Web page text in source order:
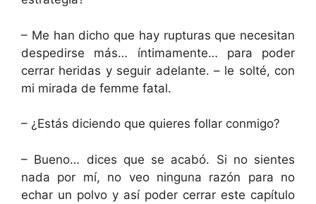
– Me han dicho que hay rupturas que necesitan
despedirse más… íntimamente… para poder
cerrar heridas y seguir adelante. – le solté, con
mi mirada de femme fatal.
– ¿Estás diciendo que quieres follar conmigo?
– Bueno… dices que se acabó. Si no sientes
nada por mí, no veo ninguna razón para no
echar un polvo y así poder cerrar este capítulo